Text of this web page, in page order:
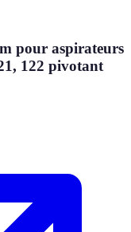
pour aspirateurs
122 pivotant